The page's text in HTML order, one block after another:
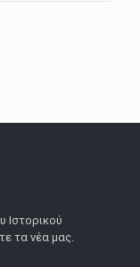
Ιστορικού
τα νέα μας.